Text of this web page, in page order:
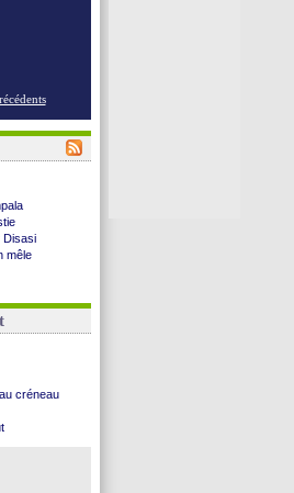
Disasi
mêle
Rulli
M€
(officiel)
!
créneau